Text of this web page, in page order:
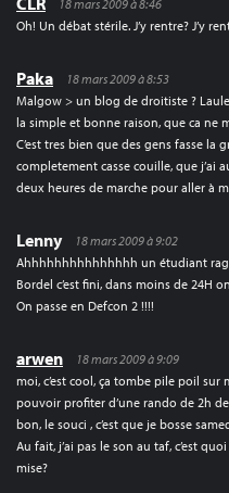
18 mars 2009 à 8:46
Oh! Un débat stérile. J’y rentre? J’y
Paka
18 mars 2009 à 8:53
Malgow > un blog de droitiste ?
la simple et bonne raison, que ca ne
C’est tres bien que des gens fasse la
completement casse couille, que j’ai
deux heures de marche pour aller à
Lenny
18 mars 2009 à 9:02
Ahhhhhhhhhhhhhhh un étudiant
Bordel c’est fini, dans moins de 24H
On passe en Defcon 2 !!!!
arwen
18 mars 2009 à 9:09
moi, c’est cool, ça tombe pile poil
pouvoir profiter d’une rando de 2h
bon, le souci , c’est que je bosse
Au fait, j’ai pas le son au taf, c’est
mise?